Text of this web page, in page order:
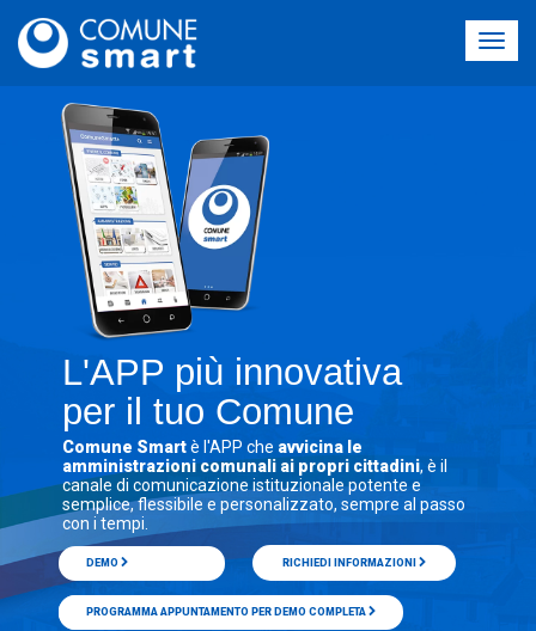
L'APP più innovativa
per il tuo Comune
RICHIEDI INFORMAZIONI
Comune Smartè l'APP che avvicina le
amministrazioni comunali ai propri cittadini, è il
canale di comunicazione istituzionale potente e
semplice, flessibile e personalizzato, sempre al passo
con i tempi.
DEMO
PROGRAMMA APPUNTAMENTO PER DEMO COMPLETA
BROCHURE